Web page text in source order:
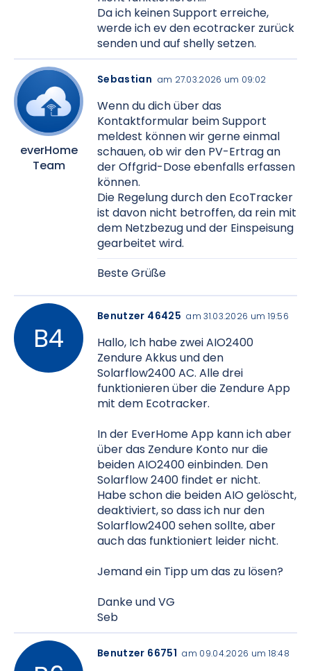
Da ich keinen Support erreiche,
werde ich ev den ecotracker zurück
senden und auf shelly setzen.
everHome
Team
Sebastian am 27.03.2026 um 09:02
Wenn du dich über das
Kontaktformular beim Support
meldest können wir gerne einmal
schauen, ob wir den PV-Ertrag an
der Offgrid-Dose ebenfalls erfassen
können.
Die Regelung durch den EcoTracker
ist davon nicht betroffen, da rein mit
dem Netzbezug und der Einspeisung
gearbeitet wird.
Beste Grüße
Benutzer 46425 am 31.03.2026 um 19:56
Hallo, Ich habe zwei AIO2400
Zendure Akkus und den
Solarflow2400 AC. Alle drei
funktionieren über die Zendure App
mit dem Ecotracker.
In der EverHome App kann ich aber
über das Zendure Konto nur die
beiden AIO2400 einbinden. Den
Solarflow 2400 findet er nicht.
Habe schon die beiden AIO gelöscht,
deaktiviert, so dass ich nur den
Solarflow2400 sehen sollte, aber
auch das funktioniert leider nicht.
Jemand ein Tipp um das zu lösen?
Danke und VG
Seb
Benutzer 66751 am 09.04.2026 um 18:48